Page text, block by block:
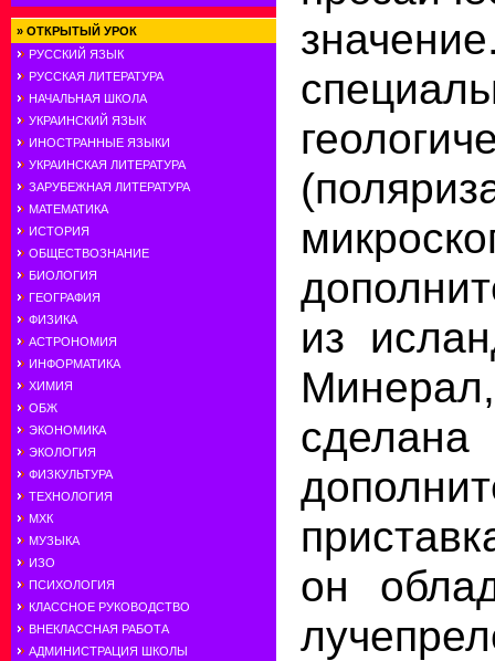
» ОТКРЫТЫЙ УРОК
РУССКИЙ ЯЗЫК
РУССКАЯ ЛИТЕРАТУРА
НАЧАЛЬНАЯ ШКОЛА
УКРАИНСКИЙ ЯЗЫК
ИНОСТРАННЫЕ ЯЗЫКИ
УКРАИНСКАЯ ЛИТЕРАТУРА
ЗАРУБЕЖНАЯ ЛИТЕРАТУРА
МАТЕМАТИКА
ИСТОРИЯ
ОБЩЕСТВОЗНАНИЕ
БИОЛОГИЯ
ГЕОГРАФИЯ
ФИЗИКА
АСТРОНОМИЯ
ИНФОРМАТИКА
ХИМИЯ
ОБЖ
ЭКОНОМИКА
ЭКОЛОГИЯ
ФИЗКУЛЬТУРА
ТЕХНОЛОГИЯ
МХК
МУЗЫКА
ИЗО
ПСИХОЛОГИЯ
КЛАССНОЕ РУКОВОДСТВО
ВНЕКЛАССНАЯ РАБОТА
АДМИНИСТРАЦИЯ ШКОЛЫ
из
он